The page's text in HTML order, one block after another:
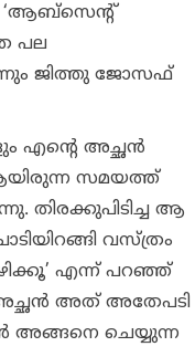
‘ആബ്സെന്റ്
പല
ജിത്തു ജോസഫ്
എന്റെ അച്ഛൻ
സമയത്ത്
ആ
വസ്ത്രം
എന്ന് പറഞ്ഞ്
അത് അതേപടി
അങ്ങനെ ചെയ്യുന്ന